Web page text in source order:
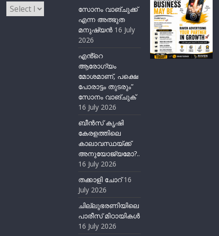
Archives
സോനം വാങ്ചുക്ക്
എന്ന അത്ഭുത
മനുഷ്യന്‍ 16 July
2026
എൻ്റെ
ആരോഗ്യം
മോശമാണ്, പക്ഷെ
പോരാട്ടം തുടരും”
സോനം വാങ്ചുക്
16 July 2026
ബീന്‍സ് കൃഷി
കേരളത്തിലെ
കാലാവസ്ഥയ്ക്ക്
അനുയോജ്യമോ?..
16 July 2026
തക്കാളി ചോറ് 16
July 2026
ചില്ലുഭരണിയിലെ
പാരീസ് മിഠായികള്‍
16 July 2026